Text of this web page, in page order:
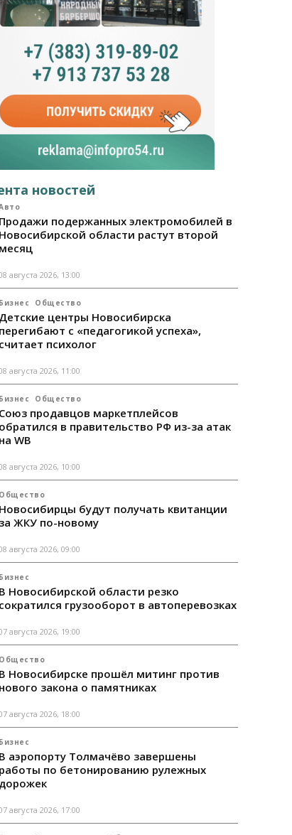
новостей
Продажи подержанных электромобилей в
Новосибирской области растут второй
месяц
августа 2026, 13:00
Бизнес Общество
Детские центры Новосибирска
перегибают с «педагогикой успеха»,
считает психолог
августа 2026, 11:00
Бизнес Общество
Союз продавцов маркетплейсов
обратился в правительство РФ из-за атак
на WB
августа 2026, 10:00
Общество
Новосибирцы будут получать квитанции
за ЖКУ по-новому
августа 2026, 09:00
Бизнес
В Новосибирской области резко
сократился грузооборот в автоперевозках
августа 2026, 19:00
Общество
В Новосибирске прошёл митинг против
нового закона о памятниках
августа 2026, 18:00
Бизнес
В аэропорту Толмачёво завершены
работы по бетонированию рулежных
дорожек
августа 2026, 17:00